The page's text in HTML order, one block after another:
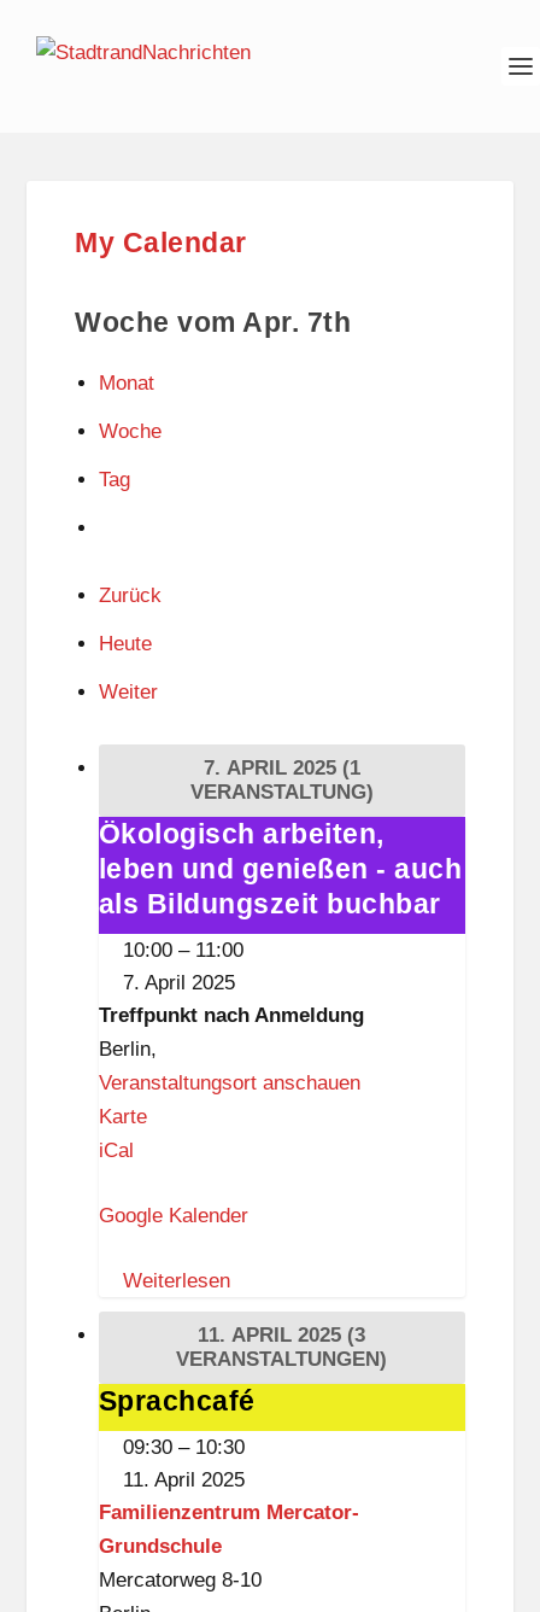
My Calendar
Woche vom Apr. 7th
Monat
Woche
Tag
Zurück
Heute
Weiter
7. APRIL 2025 (1
VERANSTALTUNG)
Ökologisch
arbeiten,
leben
und
Ökologisch arbeiten,
leben und genießen - auch
als Bildungszeit buchbar
10:00 – 11:00
7. April 2025
Treffpunkt nach Anmeldung
Berlin,
Veranstaltungsort anschauen
KarteT
f
p
u
k
n
a
c
h
A
iCal
Google Kalender
Weiterlesen
11. APRIL 2025 (3
VERANSTALTUNGEN)
Sprachcafé
Sprachcafé
09:30 – 10:30
11. April 2025
Familienzentrum Mercator-
Grundschule
Mercatorweg 8-10